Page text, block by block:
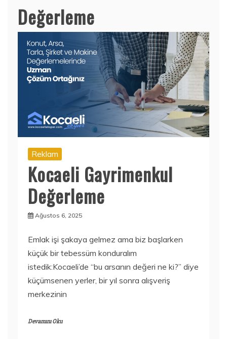
Değerleme
Reklam
Kocaeli Gayrimenkul
Değerleme
Ağustos 6, 2025
Emlak işi şakaya gelmez ama biz başlarken
küçük bir tebessüm konduralım
istedik:Kocaeli’de “bu arsanın değeri ne ki?” diye
küçümsenen yerler, bir yıl sonra alışveriş
merkezinin
Devamını Oku